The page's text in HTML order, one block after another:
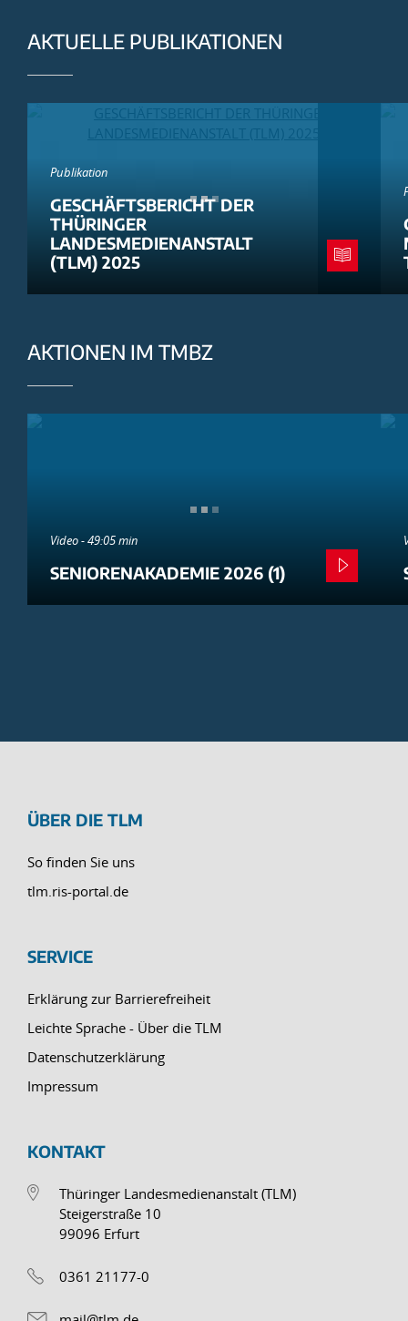
AKTUELLE PUBLIKATIONEN
Publikation
GESCHÄFTSBERICHT DER
THÜRINGER
LANDESMEDIENANSTALT
(TLM) 2025
AKTIONEN IM TMBZ
Video - 49:05 min
SENIORENAKADEMIE 2026 (1)
ÜBER DIE TLM
So finden Sie uns
tlm.ris-portal.de
SERVICE
Erklärung zur Barrierefreiheit
Leichte Sprache - Über die TLM
Datenschutzerklärung
Impressum
KONTAKT
Thüringer Landesmedienanstalt (TLM)
Steigerstraße 10
99096 Erfurt
0361 21177-0